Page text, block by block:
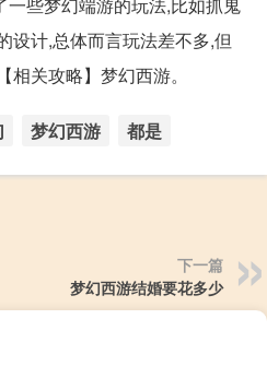
设计,总体而言玩法差不多,但
关攻略】梦幻西游。
梦幻西游 都是
下一篇
梦幻西游结婚要花多少